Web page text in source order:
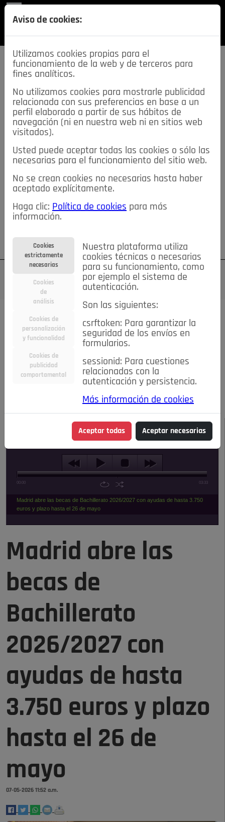
SECCIONES
descarga esta
REVISTA
≡NOTICIAS
NOTICIAS SERVICIOS DE INTERÉS
TABLÓN DE ANUNCIOS MIS ANUNCIOS CONTACTO
NOSOTROS
Su cuenta Regístrese ¿Olvidó su contraseña?
Todas las noticias..
#TePrestoMisOjos Caridad
Ciencia&Tecnología
Economía
Entretenimiento
Estilo de Vida
Internacional
Madrid Opinión IN
Pozuelo de Alarcón
Salud 🔴 En Directo
NOTICIAS
Escucha el audio de esta noticia:
00:00 03:33
Madrid abre las becas de Bachillerato 2026/2027 con ayudas de hasta 3.750
euros y plazo hasta el 26 de mayo
Madrid abre las
becas de
Bachillerato
2026/2027 con
ayudas de hasta
3.750 euros y plazo
hasta el 26 de
mayo
07-05-2026 11:52 a.m.
Aviso de cookies:
Utilizamos cookies propias para el
funcionamiento de la web y de terceros para
fines analíticos.
No utilizamos cookies para mostrarle publicidad
relacionada con sus preferencias en base a un
perfil elaborado a partir de sus hábitos de
navegación (ni en nuestra web ni en sitios web
visitados).
Usted puede aceptar todas las cookies o sólo las
necesarias para el funcionamiento del sitio web.
No se crean cookies no necesarias hasta haber
aceptado explícitamente.
Haga clic: Política de cookies para más
información.
Cookies
estrictamente
necesarias
Cookies
de
análisis
Cookies de
personalización
y funcionalidad
Cookies de
publicidad
comportamental
Nuestra plataforma utiliza
cookies técnicas o necesarias
para su funcionamiento, como
por ejemplo el sistema de
autenticación.
Son las siguientes:
csrftoken: Para garantizar la
seguridad de los envíos en
formularios.
sessionid: Para cuestiones
relacionadas con la
autenticación y persistencia.
Más información de cookies
Aceptar todas Aceptar necesarias